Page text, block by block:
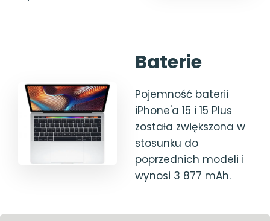
Baterie
Pojemność baterii
iPhone'a 15 i 15 Plus
została zwiększona w
stosunku do
poprzednich modeli i
wynosi 3 877 mAh.